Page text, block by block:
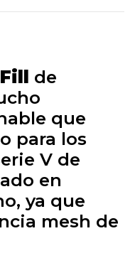
de
que
para los
V de
en
ya que
mesh de